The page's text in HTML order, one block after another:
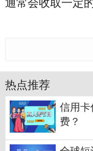
通常会收取一定
热点推荐
信用卡
费？